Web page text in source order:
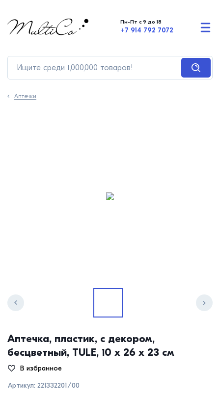
Пн-Пт с 9 до 18
+7 914 792 7072
Аптечки
Аптечка, пластик, с декором,
бесцветный, TULE, 10 х 26 х 23 см
В избранное
Артикул: 221332201/00